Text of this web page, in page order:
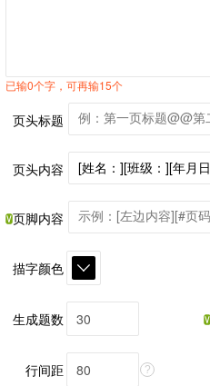
已输0个字，可再输15个
页头标题
页头内容
页脚内容
描字颜色
生成题数
行间距 ?